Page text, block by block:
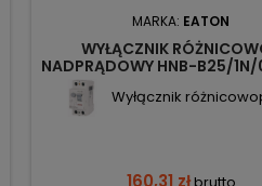
MARKA: EATON
WYŁĄCZNIK
NADPRĄDOWY HNB-B25/
AC XPOLE HOME 195123
Wyłącznik
160,31 zł